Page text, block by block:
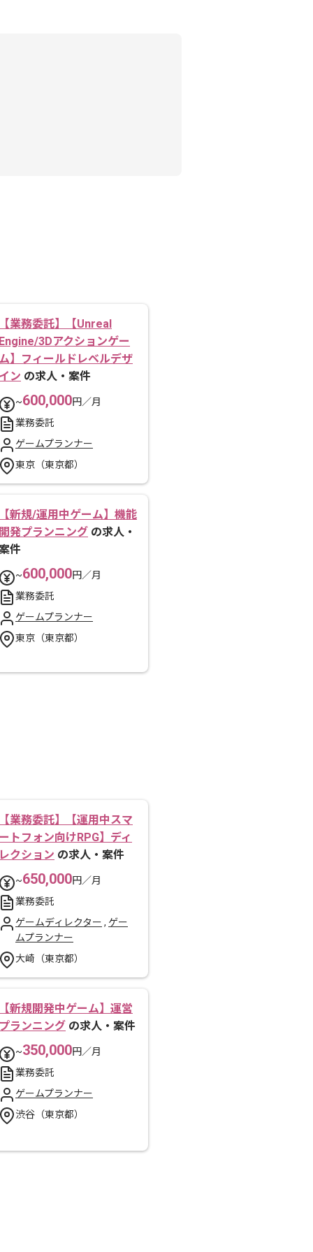
業務委託】【Unreal
3Dアクションゲー
】フィールドレベルデザ
ン の求人・案件
~600,000円／月
業務委託
ゲームプランナー
東京（東京都）
新規/運用中ゲーム】機能
発プランニング の求人・
件
~600,000円／月
業務委託
ゲームプランナー
東京（東京都）
業務委託】【運用中スマ
トフォン向けRPG】ディ
クション の求人・案件
~650,000円／月
業務委託
ゲームディレクター , ゲー
ムプランナー
大崎（東京都）
新規開発中ゲーム】運営
ランニング の求人・案件
~350,000円／月
業務委託
ゲームプランナー
渋谷（東京都）